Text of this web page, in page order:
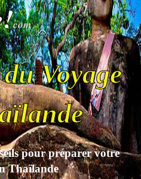
com
Voyage
pour préparer votre
Thaïlande